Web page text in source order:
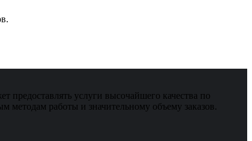
услуги высочайшего качества по
методам работы и значительному объему заказов.